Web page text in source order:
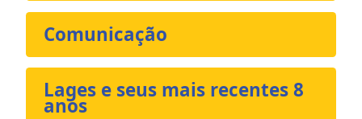
Comunicação
Lages e seus mais recentes 8
anos